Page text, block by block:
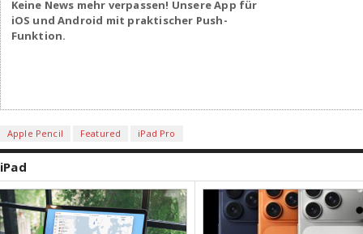
Keine News mehr verpassen! Unsere App für
iOS und Android mit praktischer Push-
Funktion.
Apple Pencil Featured iPad Pro
iPad